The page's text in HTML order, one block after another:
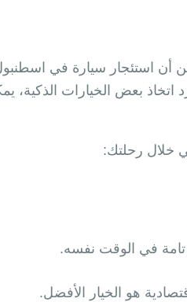
أن استئجار سيارة في
اتخاذ بعض الخيارات الذكية،
خلال رحلتك:
تامة في الوقت نفسه.
هو الخيار الأفضل.